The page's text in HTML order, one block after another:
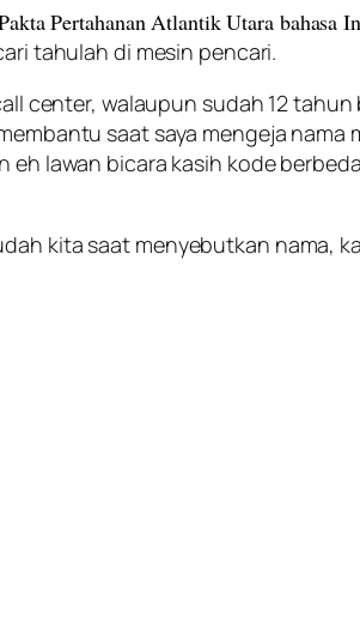
Pertahanan Atlantik Utara bahasa
tahulah di mesin pencari.
center, walaupun sudah 12 tahun
saat saya mengeja nama
lawan bicara kasih kode
kita saat menyebutkan nama,